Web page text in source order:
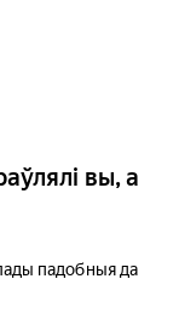
вы, а
падобныя да